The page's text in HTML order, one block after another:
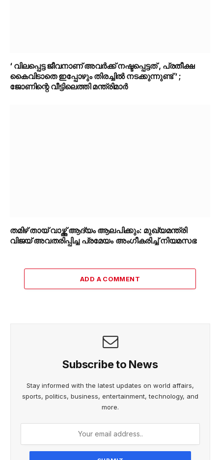
‘ വിലപ്പെട്ട ജീവനാണ് അവർക്ക് നഷ്ടപ്പെട്ടത് , പ്രതീക്ഷ
കൈവിടാതെ ഇപ്പോഴും തിരച്ചിൽ നടക്കുന്നുണ്ട് ‘ ;
ജോണിന്റെ വീട്ടിലെത്തി മന്ത്രിമാർ
തമിഴ് തായ് വാഴ്ത്ത് ആദ്യം ആലപിക്കും: മുഖ്യമന്ത്രി
വിജയ് അവതരിപ്പിച്ച പ്രമേയം അംഗീകരിച്ച് നിയമസഭ
ADD A COMMENT
Subscribe to News
Stay informed with the latest updates on world affairs,
sports, politics, business, entertainment, technology, and
more.